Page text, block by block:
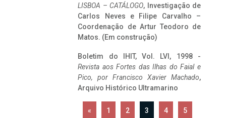
LISBOA – CATÁLOGO, Investigação de
Carlos Neves e Filipe Carvalho –
Coordenação de Artur Teodoro de
Matos. (Em construção)
Boletim do IHIT, Vol. LVI, 1998 -
Revista aos Fortes das Ilhas do Faial e
Pico, por Francisco Xavier Machado,
Arquivo Histórico Ultramarino
« 1 2 3 4 5